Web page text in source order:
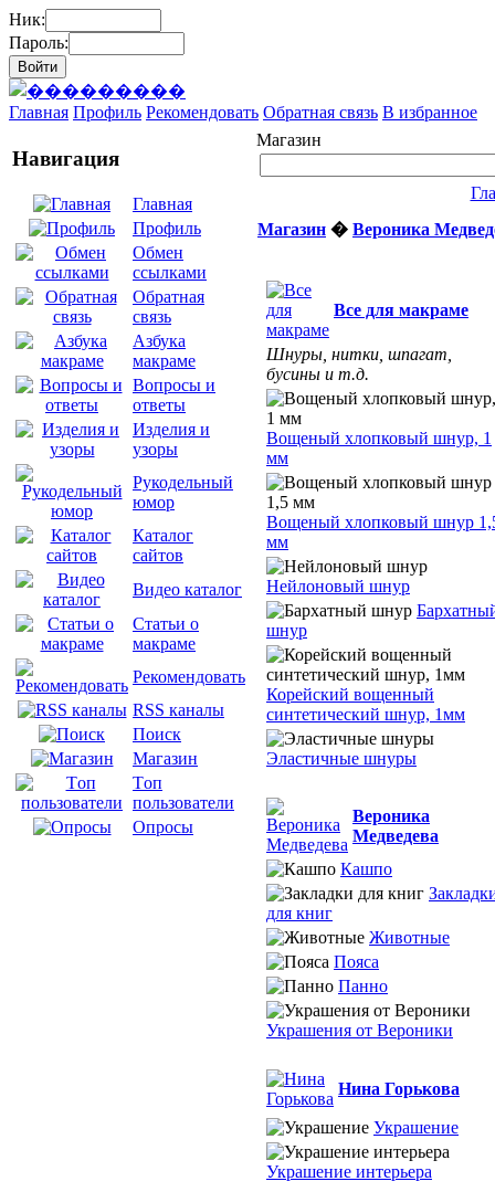
Ник:
Пароль:
Главная Профиль Рекомендовать Обратная связь В избранное
Навигация
Главная
Профиль
Обмен
ссылками
Обратная
связь
Азбука
макраме
Вопросы и
ответы
Изделия и
узоры
Рукодельный
юмор
Каталог
сайтов
Видео каталог
Статьи о
макраме
Рекомендовать
RSS каналы
Поиск
Магазин
Tоп
пользователи
Опросы
Магазин
Магазин � Вероника
Все для макраме
Шнуры, нитки, шпагат,
бусины и т.д.
Вощеный хлопковый шнур, 1
мм
Вощеный хлопковый шнур
мм
Нейлоновый шнур
шнур
Корейский вощенный
синтетический шнур, 1мм
Эластичные шнуры
Вероника
Медведева
Кашпо
для книг
Животные
Пояса
Панно
Украшения от Вероники
Нина Горькова
Украшение
Украшение интерьера